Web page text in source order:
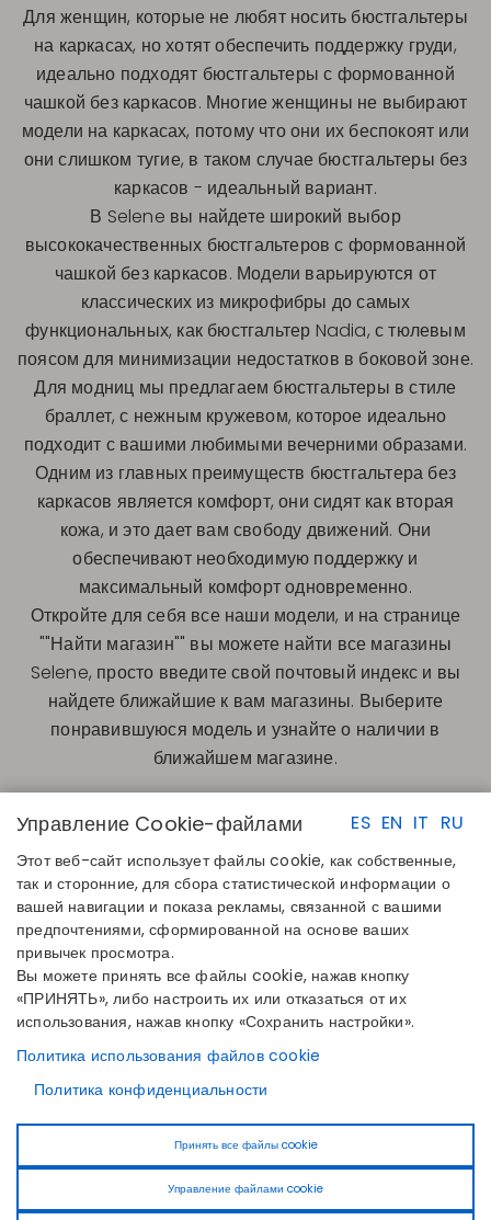
Для женщин, которые не любят носить бюстгальтеры
на каркасах, но хотят обеспечить поддержку груди,
идеально подходят бюстгальтеры с формованной
чашкой без каркасов. Многие женщины не выбирают
модели на каркасах, потому что они их беспокоят или
они слишком тугие, в таком случае бюстгальтеры без
каркасов - идеальный вариант.
В Selene вы найдете широкий выбор
высококачественных бюстгальтеров с формованной
чашкой без каркасов. Модели варьируются от
классических из микрофибры до самых
функциональных, как бюстгальтер Nadia, с тюлевым
поясом для минимизации недостатков в боковой зоне.
Для модниц мы предлагаем бюстгальтеры в стиле
браллет, с нежным кружевом, которое идеально
подходит с вашими любимыми вечерними образами.
Одним из главных преимуществ бюстгальтера без
каркасов является комфорт, они сидят как вторая
кожа, и это дает вам свободу движений. Они
обеспечивают необходимую поддержку и
максимальный комфорт одновременно.
Откройте для себя все наши модели, и на странице
""Найти магазин"" вы можете найти все магазины
Selene, просто введите свой почтовый индекс и вы
найдете ближайшие к вам магазины. Выберите
понравившуюся модель и узнайте о наличии в
ближайшем магазине.
ES EN IT RU
Управление Cookie-файлами
Этот веб-сайт использует файлы cookie, как собственные,
так и сторонние, для сбора статистической информации о
вашей навигации и показа рекламы, связанной с вашими
предпочтениями, сформированной на основе ваших
привычек просмотра.
Вы можете принять все файлы cookie, нажав кнопку
«ПРИНЯТЬ», либо настроить их или отказаться от их
использования, нажав кнопку «Сохранить настройки».
Политика использования файлов cookie
Политика конфиденциальности
Принять все файлы cookie
Управление файлами cookie
БЫСТРЫЕ ССЫЛКИ
Определите свой размер
Найдите свой магазин
Присоединяйтесь к каталогу
КОНТАКТЫ
+34 948 14 58 90
disintex@disintex.es
КОМПАНИЯ
Публикации
ПОДПИСЫВАЙТЕСЬ НА
Facebook
Linkedin
Youtube
Pinterest
Tiktok